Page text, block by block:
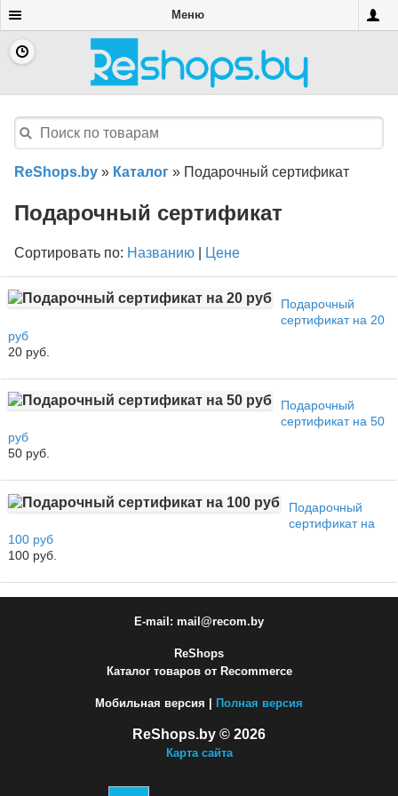
Меню
ReShops.by » Каталог » Подарочный сертификат
Подарочный сертификат
Сортировать по: Названию Цене
Подарочный
сертификат на 20
руб
20 руб.
Подарочный
сертификат на 50
руб
50 руб.
Подарочный
сертификат на
100 руб
100 руб.
E-mail: mail@recom.by
ReShops
Каталог товаров от Recommerce
Мобильная версия | Полная версия
ReShops.by © 2026
Карта сайта